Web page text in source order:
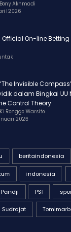
Akhmadi
2026
Official On-line
Invisible
dalam Bingkai UU
Control Theory
Ronggo Warsito
2026
beritaindonesia
indonesia
Pandji PSI
Sudrajat